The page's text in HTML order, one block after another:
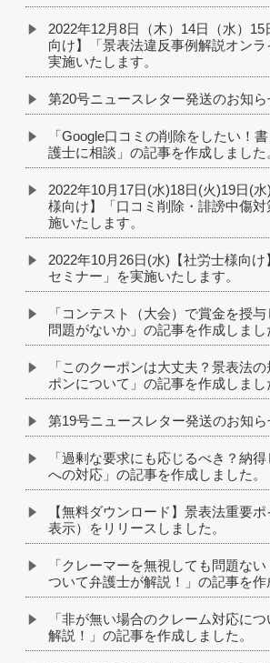
2022年12月8日（木）14日（水）
向け】「景表法違反事例解説オン
実施いたします。
第20号ニュースレター発送のお知ら
「Google口コミの削除をしたい！
護士に相談」の記事を作成しました
2022年10月17日(水)18日(火)19日(
様向け】「口コミ削除・誹謗中傷
施いたします。
2022年10月26日(水)【社労士様向
セミナー」を実施いたします。
「コンテスト（大会）で賞金を授
問題がないか」の記事を作成しまし
「このクーポンは大丈夫？景表法
ポンについて」の記事を作成しまし
第19号ニュースレター発送のお知ら
「過剰な要求にも応じるべき？納
への対応」の記事を作成しました。
【無料ダウンロード】景表法重要
表示）をリリースしました。
「クレーマーを無視しても問題な
ついて弁護士が解説！」の記事を作
「非が無い場合のクレーム対応に
解説！」の記事を作成しました。